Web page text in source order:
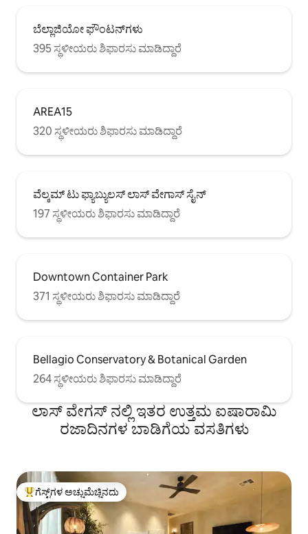
ಬೆಲ್ಲಾಜಿಯೋ ಫೌಂಟನ್‌ಗಳು
395 ಸ್ಥಳೀಯರು ಶಿಫಾರಸು ಮಾಡಿದ್ದಾರೆ
AREA15
320 ಸ್ಥಳೀಯರು ಶಿಫಾರಸು ಮಾಡಿದ್ದಾರೆ
ವೆಲ್ಕಮ್ ಟು ಫ್ಯಾಬ್ಯುಲಸ್ ಲಾಸ್ ವೇಗಾಸ್ ಸೈನ್
197 ಸ್ಥಳೀಯರು ಶಿಫಾರಸು ಮಾಡಿದ್ದಾರೆ
Downtown Container Park
371 ಸ್ಥಳೀಯರು ಶಿಫಾರಸು ಮಾಡಿದ್ದಾರೆ
Bellagio Conservatory & Botanical Garden
264 ಸ್ಥಳೀಯರು ಶಿಫಾರಸು ಮಾಡಿದ್ದಾರೆ
ಲಾಸ್ ವೇಗಸ್ ನಲ್ಲಿ ಇತರ ಉತ್ತಮ ಐಷಾರಾಮಿ
ರಜಾದಿನಗಳ ಬಾಡಿಗೆಯ ವಸತಿಗಳು
ಗೆಸ್ಟ್‌ಗಳಿಗೆ ಅತಿ ಹೆಚ್ಚು ಅಚ್ಚುಮೆಚ್ಚಿನದು
ಗೆಸ್ಟ್‌ಗಳ ಅಚ್ಚುಮೆಚ್ಚಿನದು